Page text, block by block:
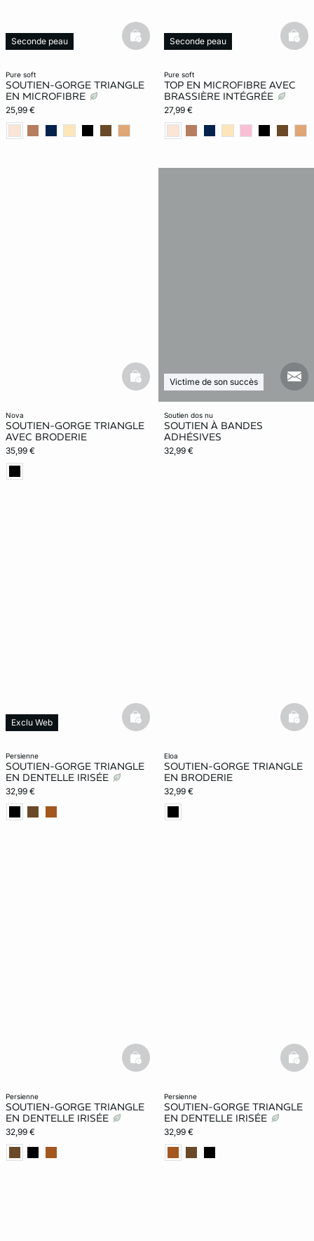
pure soft
SOUTIEN-GORGE TRIANGLE
EN MICROFIBRE
25,99 €
Seconde peau
basketfull
pure soft
TOP EN MICROFIBRE AVEC
BRASSIÈRE INTÉGRÉE
27,99 €
Seconde peau
nova
SOUTIEN-GORGE TRIANGLE
AVEC BRODERIE
35,99 €
basketfull
soutien dos nu
SOUTIEN À BANDES
ADHÉSIVES
32,99 €
Victime de son succès
persienne
SOUTIEN-GORGE TRIANGLE
EN DENTELLE IRISÉE
32,99 €
Exclu Web basketfull
eloa
SOUTIEN-GORGE TRIANGLE
EN BRODERIE
32,99 €
persienne
SOUTIEN-GORGE TRIANGLE
EN DENTELLE IRISÉE
32,99 €
basketfull
persienne
SOUTIEN-GORGE TRIANGLE
EN DENTELLE IRISÉE
32,99 €